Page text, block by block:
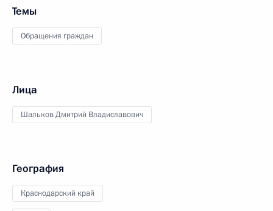
Темы
Обращения граждан
Лица
Шальков Дмитрий Владиславович
География
Краснодарский край